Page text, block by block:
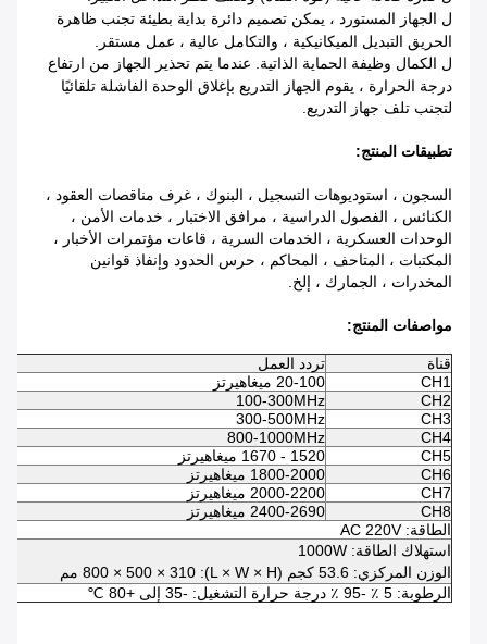
ل الجهاز المستورد ، يمكن تصميم دائرة بداية بطيئة تجنب ظاهرة
الحريق التبديل الميكانيكية ، والتكامل عالية ، عمل مستقر.
ل الكمال وظيفة الحماية الذاتية. عندما يتم تحذير الجهاز من ارتفاع
درجة الحرارة ، يقوم الجهاز التدريع بإغلاق الوحدة الفاشلة تلقائيًا
لتجنب تلف جهاز التدريع.
تطبيقات المنتج:
السجون ، استوديوهات التسجيل ، البنوك ، غرف مناقصات العقود ،
الكنائس ، الفصول الدراسية ، مرافق الاختبار ، خدمات الأمن ،
الوحدات العسكرية ، الخدمات السرية ، قاعات مؤتمرات الأخبار ،
المكتبات ، المتاحف ، المحاكم ، حرس الحدود وإنفاذ قوانين
المخدرات ، الجمارك ، إلخ.
مواصفات المنتج:
قناة تردد العمل
CH1
20-100 ميغاهيرتز
CH2
100-300MHz
CH3
300-500MHz
CH4
800-1000MHz
CH5
1520 - 1670 ميغاهيرتز
CH6
1800-2000 ميغاهيرتز
CH7
2000-2200 ميغاهيرتز
CH8
2400-2690 ميغاهيرتز
الطاقة: AC 220V
استهلاك الطاقة: 1000W
الوزن المركزي: 53.6 كجم (L × W × H): 800 × 500 × 310 مم
الرطوبة: 5 ٪ -95 ٪ درجة حرارة التشغيل: -35 إلى +80 ℃